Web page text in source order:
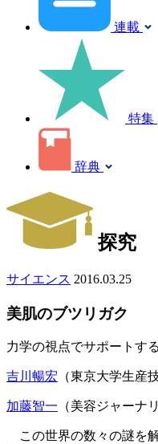
連載
特集
辞典
探究
サイエンス 2016.03.25
美肌のブツリガク
力学の視点でサポートす
吉川暢宏 （東京大学生産
加藤智一 （美容ジャーナ
この世界の数々の謎を